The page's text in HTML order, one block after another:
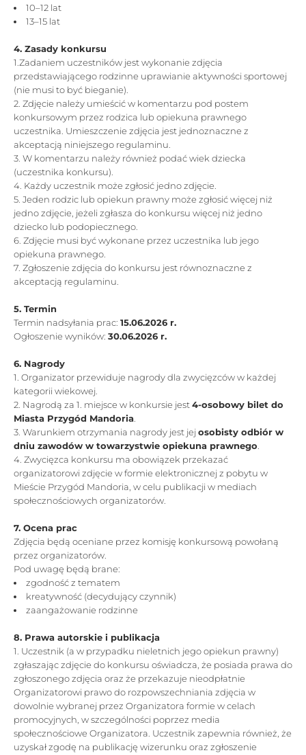
10–12 lat
13–15 lat
4. Zasady konkursu
1.Zadaniem uczestników jest wykonanie zdjęcia
przedstawiającego rodzinne uprawianie aktywności sportowej
(nie musi to być bieganie).
2. Zdjęcie należy umieścić w komentarzu pod postem
konkursowym przez rodzica lub opiekuna prawnego
uczestnika. Umieszczenie zdjęcia jest jednoznaczne z
akceptacją niniejszego regulaminu.
3. W komentarzu należy również podać wiek dziecka
(uczestnika konkursu).
4. Każdy uczestnik może zgłosić jedno zdjęcie.
5. Jeden rodzic lub opiekun prawny może zgłosić więcej niż
jedno zdjęcie, jeżeli zgłasza do konkursu więcej niż jedno
dziecko lub podopiecznego.
6. Zdjęcie musi być wykonane przez uczestnika lub jego
opiekuna prawnego.
7. Zgłoszenie zdjęcia do konkursu jest równoznaczne z
akceptacją regulaminu.
5. Termin
Termin nadsyłania prac: 15.06.2026 r.
Ogłoszenie wyników: 30.06.2026 r.
6. Nagrody
1. Organizator przewiduje nagrody dla zwycięzców w każdej
kategorii wiekowej.
2. Nagrodą za 1. miejsce w konkursie jest 4-osobowy bilet do
Miasta Przygód Mandoria.
3. Warunkiem otrzymania nagrody jest jej osobisty odbiór w
dniu zawodów w towarzystwie opiekuna prawnego.
4. Zwycięzca konkursu ma obowiązek przekazać
organizatorowi zdjęcie w formie elektronicznej z pobytu w
Mieście Przygód Mandoria, w celu publikacji w mediach
społecznościowych organizatorów.
7. Ocena prac
Zdjęcia będą oceniane przez komisję konkursową powołaną
przez organizatorów.
Pod uwagę będą brane:
zgodność z tematem
kreatywność (decydujący czynnik)
zaangażowanie rodzinne
8. Prawa autorskie i publikacja
1. Uczestnik (a w przypadku nieletnich jego opiekun prawny)
zgłaszając zdjęcie do konkursu oświadcza, że posiada prawa do
zgłoszonego zdjęcia oraz że przekazuje nieodpłatnie
Organizatorowi prawo do rozpowszechniania zdjęcia w
dowolnie wybranej przez Organizatora formie w celach
promocyjnych, w szczególności poprzez media
społecznościowe Organizatora. Uczestnik zapewnia również, że
uzyskał zgodę na publikację wizerunku oraz zgłoszenie